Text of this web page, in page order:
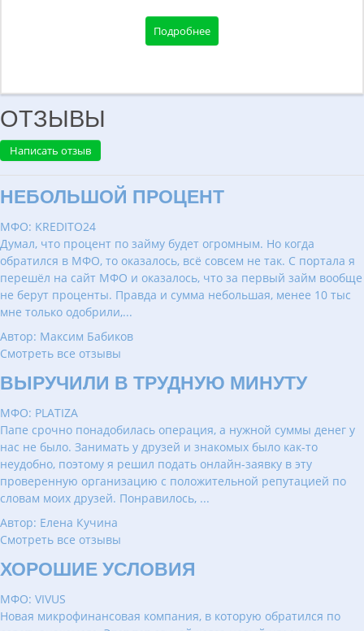
Подробнее
ОТЗЫВЫ
Написать отзыв
НЕБОЛЬШОЙ ПРОЦЕНТ
МФО: KREDITO24
Думал, что процент по займу будет огромным. Но когда
обратился в МФО, то оказалось, всё совсем не так. С портала я
перешёл на сайт МФО и оказалось, что за первый займ вообще
не берут проценты. Правда и сумма небольшая, менее 10 тыс
мне только одобрили,...
Автор: Максим Бабиков
Смотреть все отзывы
ВЫРУЧИЛИ В ТРУДНУЮ МИНУТУ
МФО: PLATIZA
Папе срочно понадобилась операция, а нужной суммы денег у
нас не было. Занимать у друзей и знакомых было как-то
неудобно, поэтому я решил подать онлайн-заявку в эту
проверенную организацию с положительной репутацией по
словам моих друзей. Понравилось, ...
Автор: Елена Кучина
Смотреть все отзывы
ХОРОШИЕ УСЛОВИЯ
МФО: VIVUS
Новая микрофинансовая компания, в которую обратился по